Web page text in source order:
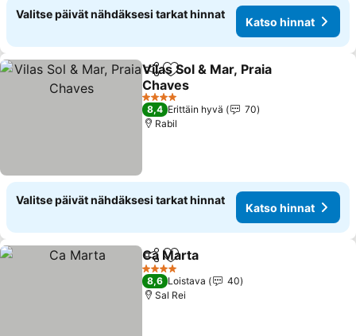
Valitse päivät nähdäksesi tarkat hinnat
Katso hinnat
Jaa Lisää suosikkeihin
Vilas Sol & Mar, Praia
Chaves
Katso hinnat
4 Tähtiluokitus
8,4 Erittäin hyvä
70
Rabil
Valitse päivät nähdäksesi tarkat hinnat
Katso hinnat
Jaa Lisää suosikkeihin
Ca Marta
4 Tähtiluokitus
8,6 Loistava
40
Sal Rei